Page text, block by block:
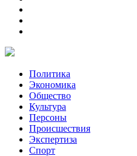
Политика
Экономика
Общество
Культура
Персоны
Происшествия
Экспертиза
Спорт